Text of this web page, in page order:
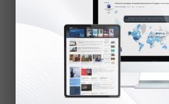
орон
Э.Энхмаа